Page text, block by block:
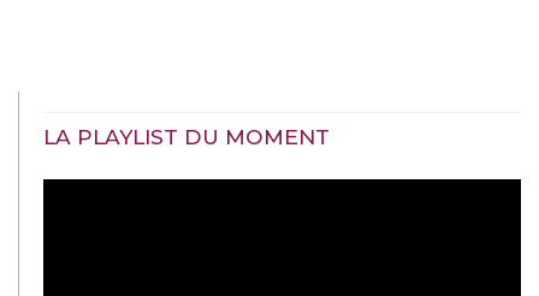
LA PLAYLIST DU MOMENT